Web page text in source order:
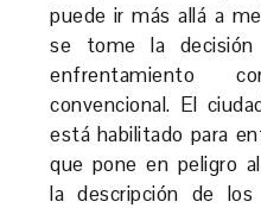
puede ir más allá a
se tome la
enfrentamiento
convencional. El
está habilitado para
que pone en peligro
la descripción de